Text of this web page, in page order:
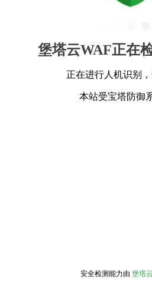
堡塔云WAF正在
正在进行人机识别
本站受宝塔防御
安全检测能力由 堡塔